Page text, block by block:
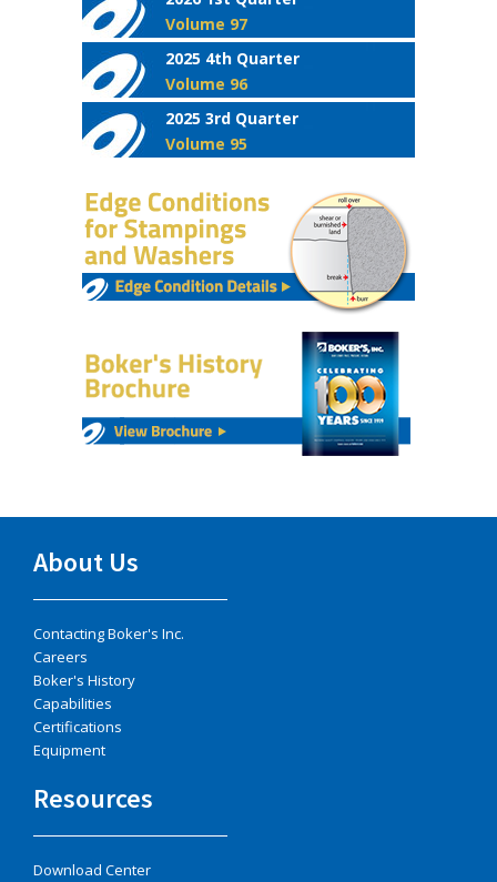
Volume 97
2025 4th Quarter
Volume 96
2025 3rd Quarter
Volume 95
About Us
Contacting Boker's Inc.
Careers
Boker's History
Capabilities
Certifications
Equipment
Resources
Download Center